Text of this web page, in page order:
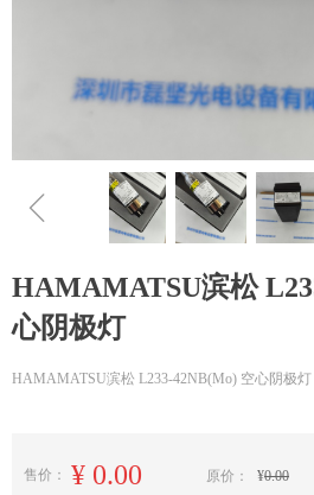
ꁆ
HAMAMATSU滨松
心阴极灯
HAMAMATSU滨松 L233-42NB(Mo) 空心阴极灯
售价： ¥ 0.00 原价： ¥0.00